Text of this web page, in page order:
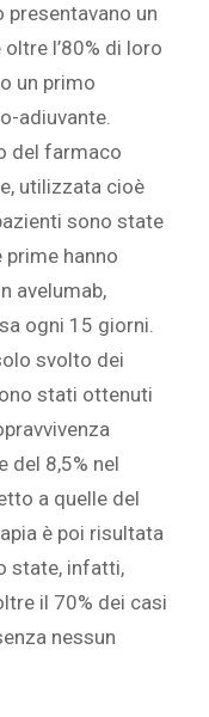
presentavano un
l’80% di loro
un primo
adiuvante.
del farmaco
utilizzata cioè
sono state
prime hanno
avelumab,
ogni 15 giorni.
svolto dei
stati ottenuti
del 8,5% nel
a quelle del
è poi risultata
state, infatti,
il 70% dei casi
nessun